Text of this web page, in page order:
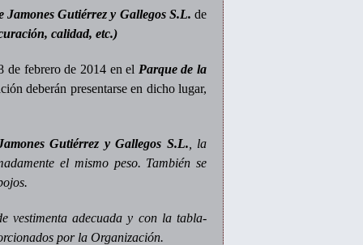
Jamones Gutiérrez y Gallegos S.L. de
calidad, etc.)
de febrero de 2014 en el Parque de la
deberán presentarse en dicho lugar,
Gutiérrez y Gallegos S.L. , la
el mismo peso. También se
vestimenta adecuada y con la tabla-
por la Organización.